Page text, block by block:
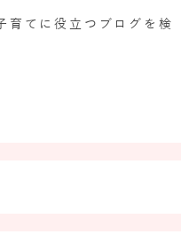
育てに役立つブログを検